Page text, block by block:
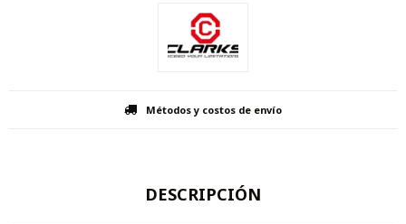
Métodos y costos de envío
DESCRIPCIÓN